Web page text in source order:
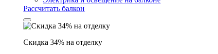
Рассчитать балкон
Скидка 34% на отделку